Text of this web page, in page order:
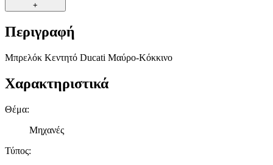
+
Περιγραφή
Μπρελόκ Κεντητό Ducati Μαύρο-Κόκκινο
Χαρακτηριστικά
Θέμα:
Μηχανές
Τύπος: